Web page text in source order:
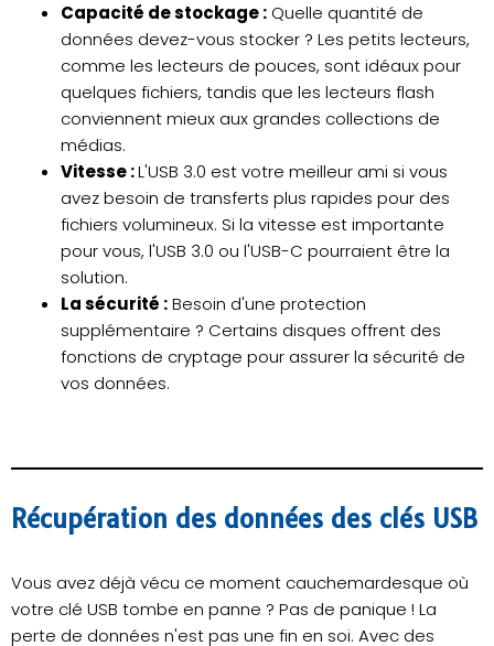
Capacité de stockage : Quelle quantité de
données devez-vous stocker ? Les petits lecteurs,
comme les lecteurs de pouces, sont idéaux pour
quelques fichiers, tandis que les lecteurs flash
conviennent mieux aux grandes collections de
médias.
Vitesse :L'USB 3.0 est votre meilleur ami si vous
avez besoin de transferts plus rapides pour des
fichiers volumineux. Si la vitesse est importante
pour vous, l'USB 3.0 ou l'USB-C pourraient être la
solution.
La sécurité :Besoin d'une protection
supplémentaire ? Certains disques offrent des
fonctions de cryptage pour assurer la sécurité de
vos données.
Récupération des données des clés USB
Vous avez déjà vécu ce moment cauchemardesque où
votre clé USB tombe en panne ? Pas de panique ! La
perte de données n'est pas une fin en soi. Avec des